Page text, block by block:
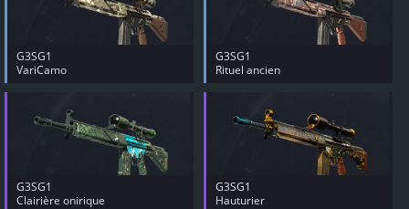
G3SG1
VariCamo
G3SG1
Rituel ancien
G3SG1
Clairière onirique
G3SG1
Hauturier